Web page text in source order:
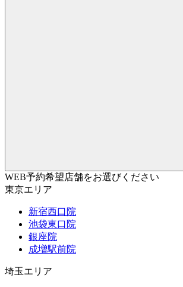
WEB予約希望店舗をお選びください
東京エリア
新宿西口院
池袋東口院
銀座院
成増駅前院
埼玉エリア